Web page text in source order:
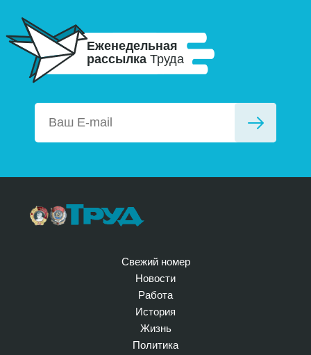
Еженедельная
рассылка Труда
Свежий номер
Новости
Работа
История
Жизнь
Политика